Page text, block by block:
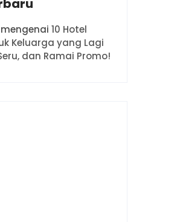
mengenai 10 Hotel
Keluarga yang Lagi
dan Ramai Promo!